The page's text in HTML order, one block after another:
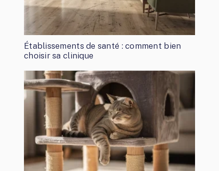
Établissements de santé : comment bien
choisir sa clinique